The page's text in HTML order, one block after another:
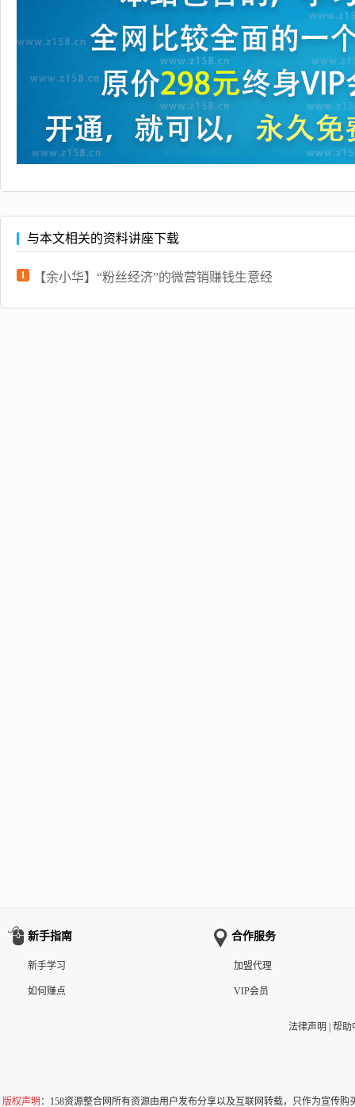
与本文相关的资料讲座下载
1 【余小华】“粉丝经济”的微营销赚钱生意经
新手指南
新手学习
如何赚点
合作服务
加盟代理
VIP会员
法律声明 帮助
版权声明 ：158资源整合网所有资源由用户发布分享以及互联网转载，只作为宣传